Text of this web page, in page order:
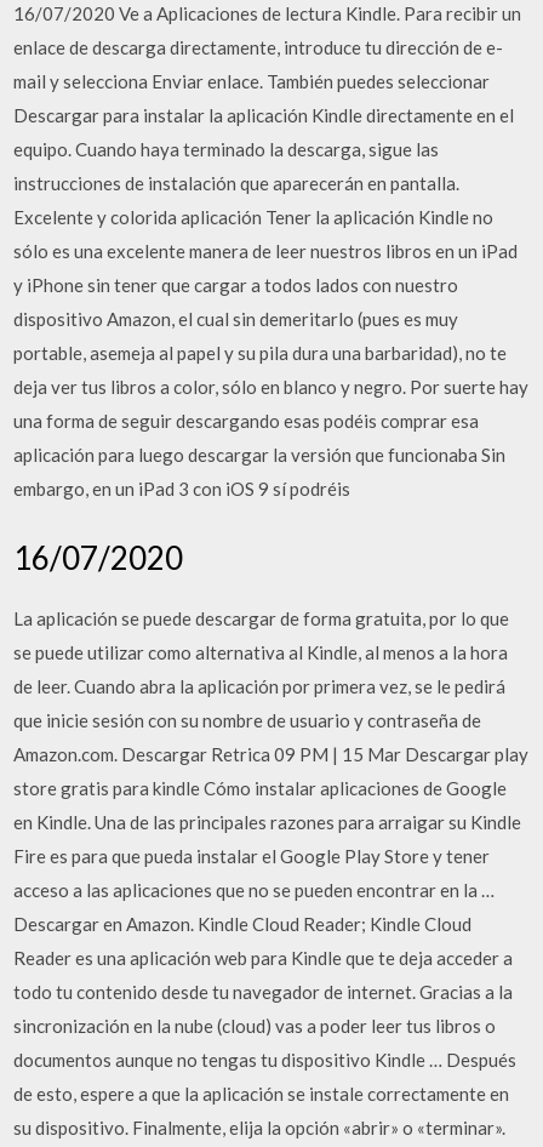
16/07/2020 Ve a Aplicaciones de lectura Kindle. Para recibir un
enlace de descarga directamente, introduce tu dirección de e-
mail y selecciona Enviar enlace. También puedes seleccionar
Descargar para instalar la aplicación Kindle directamente en el
equipo. Cuando haya terminado la descarga, sigue las
instrucciones de instalación que aparecerán en pantalla.
Excelente y colorida aplicación Tener la aplicación Kindle no
sólo es una excelente manera de leer nuestros libros en un iPad
y iPhone sin tener que cargar a todos lados con nuestro
dispositivo Amazon, el cual sin demeritarlo (pues es muy
portable, asemeja al papel y su pila dura una barbaridad), no te
deja ver tus libros a color, sólo en blanco y negro. Por suerte hay
una forma de seguir descargando esas podéis comprar esa
aplicación para luego descargar la versión que funcionaba Sin
embargo, en un iPad 3 con iOS 9 sí podréis
16/07/2020
La aplicación se puede descargar de forma gratuita, por lo que
se puede utilizar como alternativa al Kindle, al menos a la hora
de leer. Cuando abra la aplicación por primera vez, se le pedirá
que inicie sesión con su nombre de usuario y contraseña de
Amazon.com. Descargar Retrica 09 PM | 15 Mar Descargar play
store gratis para kindle Cómo instalar aplicaciones de Google
en Kindle. Una de las principales razones para arraigar su Kindle
Fire es para que pueda instalar el Google Play Store y tener
acceso a las aplicaciones que no se pueden encontrar en la …
Descargar en Amazon. Kindle Cloud Reader; Kindle Cloud
Reader es una aplicación web para Kindle que te deja acceder a
todo tu contenido desde tu navegador de internet. Gracias a la
sincronización en la nube (cloud) vas a poder leer tus libros o
documentos aunque no tengas tu dispositivo Kindle … Después
de esto, espere a que la aplicación se instale correctamente en
su dispositivo. Finalmente, elija la opción «abrir» o «terminar».